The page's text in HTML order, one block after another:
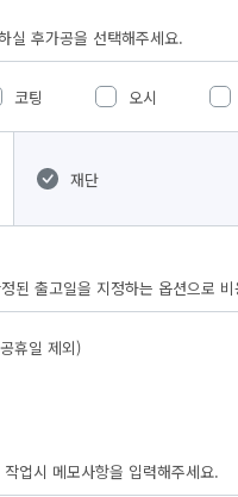
실 후가공을 선택해주세요.
코팅 오시
재단
된 출고일을 지정하는 옵션으로
휴일 제외)
작업시 메모사항을 입력해주세요.